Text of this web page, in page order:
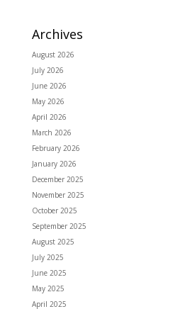
Archives
August 2026
July 2026
June 2026
May 2026
April 2026
March 2026
February 2026
January 2026
December 2025
November 2025
October 2025
September 2025
August 2025
July 2025
June 2025
May 2025
April 2025